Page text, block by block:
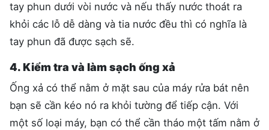
tay phun dưới vòi nước và nếu thấy nước thoát ra
khỏi các lỗ dễ dàng và tia nước đều thì có nghĩa là
tay phun đã được sạch sẽ.
4. Kiểm tra và làm sạch ống xả
Ống xả có thể nằm ở mặt sau của máy rửa bát nên
bạn sẽ cần kéo nó ra khỏi tường để tiếp cận. Với
một số loại máy, bạn có thể cần tháo một tấm nằm ở